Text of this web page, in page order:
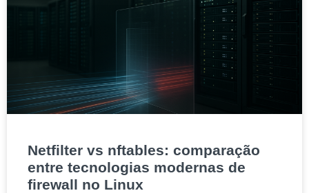
Netfilter vs nftables: comparação
entre tecnologias modernas de
firewall no Linux